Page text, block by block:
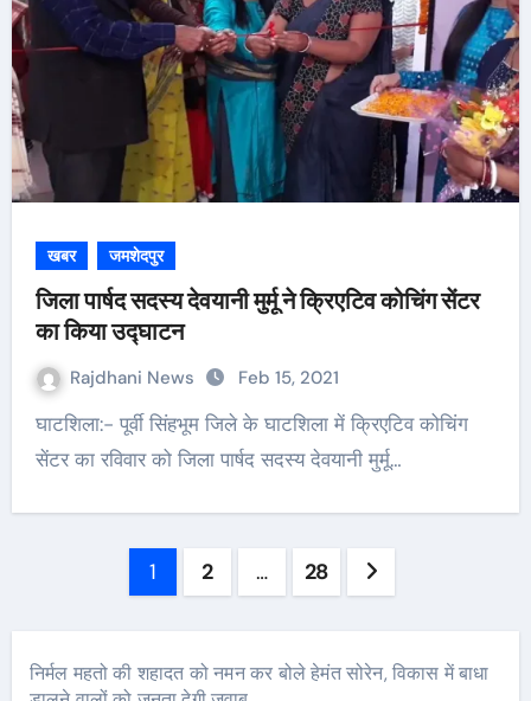
खबर जमशेदपुर
जिला पार्षद सदस्य देवयानी मुर्मू ने क्रिएटिव कोचिंग सेंटर
का किया उद्घाटन
Rajdhani News Feb 15, 2021
घाटशिला:- पूर्वी सिंहभूम जिले के घाटशिला में क्रिएटिव कोचिंग
सेंटर का रविवार को जिला पार्षद सदस्य देवयानी मुर्मू…
1 2 … 28
निर्मल महतो की शहादत को नमन कर बोले हेमंत सोरेन, विकास में बाधा